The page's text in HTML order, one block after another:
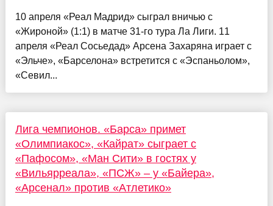
10 апреля «Реал Мадрид» сыграл вничью с
«Жироной» (1:1) в матче 31-го тура Ла Лиги. 11
апреля «Реал Сосьедад» Арсена Захаряна играет с
«Эльче», «Барселона» встретится с «Эспаньолом»,
«Севил...
Лига чемпионов. «Барса» примет
«Олимпиакос», «Кайрат» сыграет с
«Пафосом», «Ман Сити» в гостях у
«Вильярреала», «ПСЖ» – у «Байера»,
«Арсенал» против «Атлетико»